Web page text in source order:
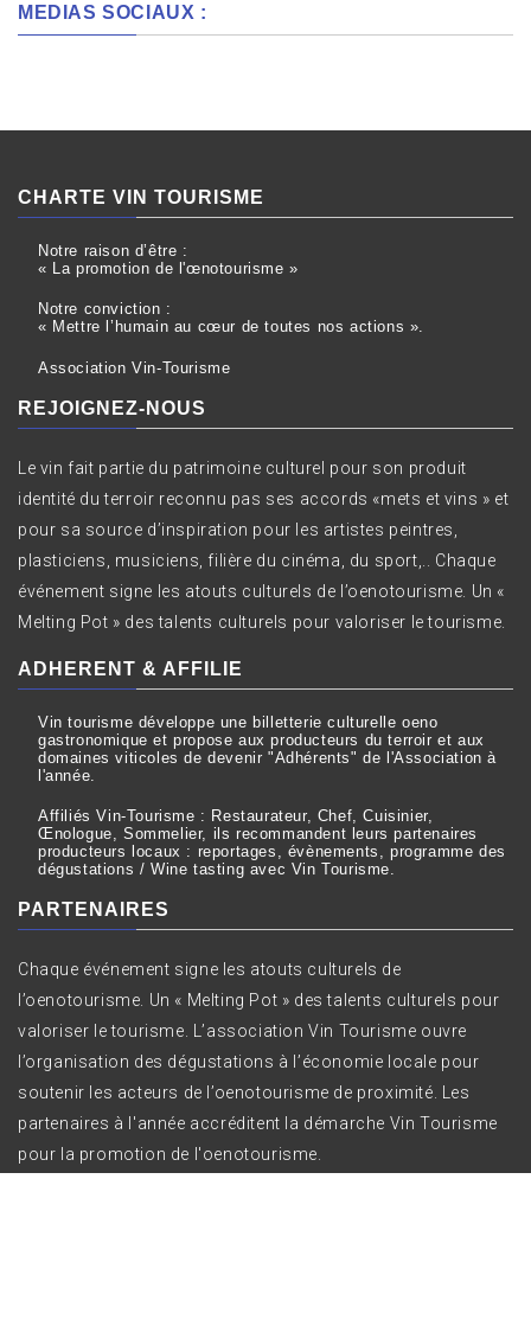
MEDIAS SOCIAUX :
CHARTE VIN TOURISME
Notre raison d’être :
« La promotion de l'œnotourisme »
Notre conviction :
« Mettre l’humain au cœur de toutes nos actions ».
Association Vin-Tourisme
REJOIGNEZ-NOUS
Le vin fait partie du patrimoine culturel pour son produit
identité du terroir reconnu pas ses accords «mets et vins » et
pour sa source d’inspiration pour les artistes peintres,
plasticiens, musiciens, filière du cinéma, du sport,.. Chaque
événement signe les atouts culturels de l’oenotourisme. Un «
Melting Pot » des talents culturels pour valoriser le tourisme.
ADHERENT & AFFILIE
Vin tourisme développe une billetterie culturelle oeno
gastronomique et propose aux producteurs du terroir et aux
domaines viticoles de devenir "Adhérents" de l'Association à
l'année.
Affiliés Vin-Tourisme : Restaurateur, Chef, Cuisinier,
Œnologue, Sommelier, ils recommandent leurs partenaires
producteurs locaux : reportages, évènements, programme des
dégustations / Wine tasting avec Vin Tourisme.
PARTENAIRES
Chaque événement signe les atouts culturels de
l’oenotourisme. Un « Melting Pot » des talents culturels pour
valoriser le tourisme. L’association Vin Tourisme ouvre
l’organisation des dégustations à l’économie locale pour
soutenir les acteurs de l’oenotourisme de proximité. Les
partenaires à l'année accréditent la démarche Vin Tourisme
pour la promotion de l'oenotourisme.